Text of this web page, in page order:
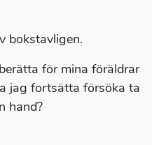
bokstavligen.
för mina föräldrar
jag fortsätta försöka ta
hand?